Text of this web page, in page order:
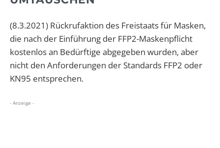
(8.3.2021) Rückrufaktion des Freistaats für Masken,
die nach der Einführung der FFP2-Maskenpflicht
kostenlos an Bedürftige abgegeben wurden, aber
nicht den Anforderungen der Standards FFP2 oder
KN95 entsprechen.
- Anzeige -